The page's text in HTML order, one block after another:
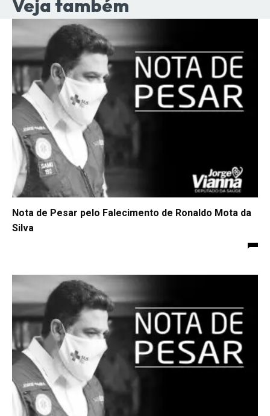
Veja também
Nota de Pesar pelo Falecimento de Ronaldo Mota da
Silva